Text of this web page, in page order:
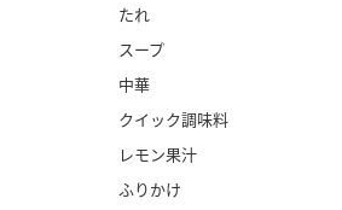
たれ
スープ
中華
クイック調味料
レモン果汁
ふりかけ